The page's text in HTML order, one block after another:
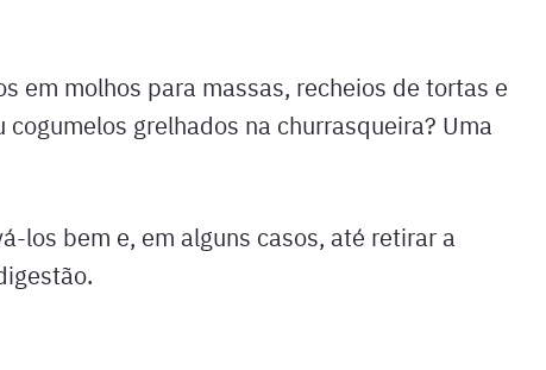
em molhos para massas, recheios de tortas e
grelhados na churrasqueira? Uma
los bem e, em alguns casos, até retirar a